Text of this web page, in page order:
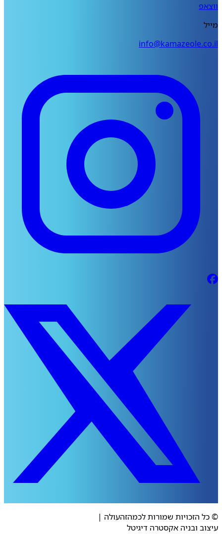
ווצאפ
מייל
info@kamazeole.co.il
© כל הזכויות שמורות לכמהזהעולה |
עיצוב ובניה אקסטרה דיגיטל